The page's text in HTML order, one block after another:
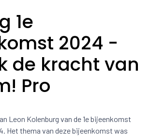
1e
2024 -
de kracht van
Pro
Leon Kolenburg van de 1e bijeenkomst
Het thema van deze bijeenkomst was